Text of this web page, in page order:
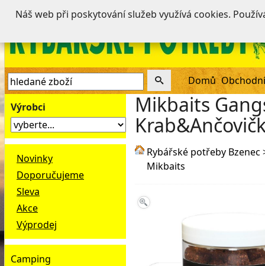
Domů
Výrobci
Novinky
Doporučujeme
Sleva
Akce
Výprodej
Camping
Mikbaits
Rybářské potřeby Bzenec
Mikbaits
Náš web při poskytování služeb využívá cookies.